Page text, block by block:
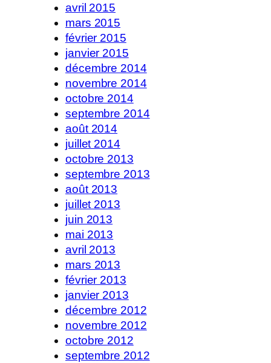
avril 2015
mars 2015
février 2015
janvier 2015
décembre 2014
novembre 2014
octobre 2014
septembre 2014
août 2014
juillet 2014
octobre 2013
septembre 2013
août 2013
juillet 2013
juin 2013
mai 2013
avril 2013
mars 2013
février 2013
janvier 2013
décembre 2012
novembre 2012
octobre 2012
septembre 2012